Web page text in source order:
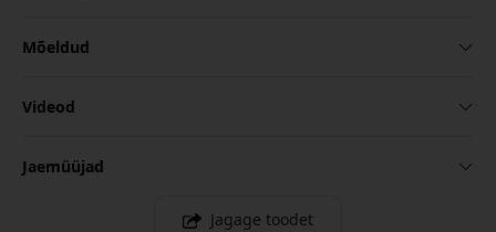
Mõeldud
Videod
Jaemüüjad
Jagage toodet